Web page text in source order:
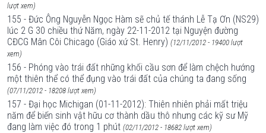
lượt xem)
155 - Đức Ông Nguyễn Ngọc Hàm sẽ chủ tế thánh Lễ Tạ Ơn (NS29)
lúc 2 G 30 chiều thứ Năm, ngày 22-11-2012 tại Nguyện đường
CĐCG Mân Côi Chicago (Giáo xứ St. Henry) (12/11/2012 - 19400 lượt
xem)
156 - Phóng vào trái đất những khối cầu sơn để làm chệch hướng
một thiên thể có thể đụng vào trái đất của chúng ta đang sống
(07/11/2012 - 18208 lượt xem)
157 - Đại học Michigan (01-11-2012): Thiên nhiên phải mất triệu
năm để biến sinh vật hữu cơ thành dầu thô nhưng các kỹ sư Mỹ
đang làm việc đó trong 1 phút (02/11/2012 - 18682 lượt xem)